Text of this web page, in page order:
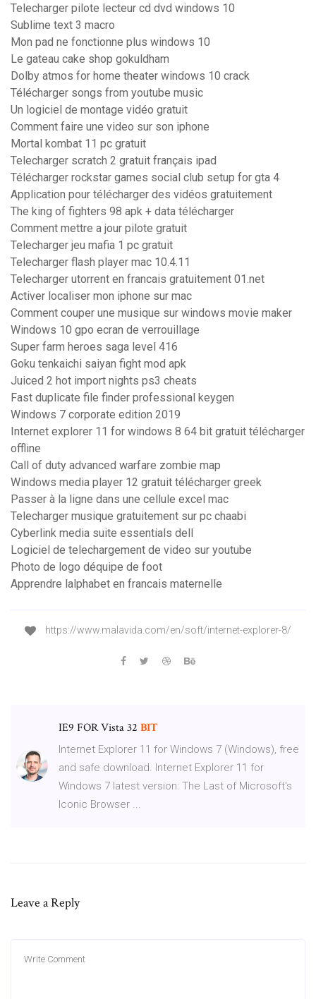
Telecharger pilote lecteur cd dvd windows 10
Sublime text 3 macro
Mon pad ne fonctionne plus windows 10
Le gateau cake shop gokuldham
Dolby atmos for home theater windows 10 crack
Télécharger songs from youtube music
Un logiciel de montage vidéo gratuit
Comment faire une video sur son iphone
Mortal kombat 11 pc gratuit
Telecharger scratch 2 gratuit français ipad
Télécharger rockstar games social club setup for gta 4
Application pour télécharger des vidéos gratuitement
The king of fighters 98 apk + data télécharger
Comment mettre a jour pilote gratuit
Telecharger jeu mafia 1 pc gratuit
Telecharger flash player mac 10.4.11
Telecharger utorrent en francais gratuitement 01.net
Activer localiser mon iphone sur mac
Comment couper une musique sur windows movie maker
Windows 10 gpo ecran de verrouillage
Super farm heroes saga level 416
Goku tenkaichi saiyan fight mod apk
Juiced 2 hot import nights ps3 cheats
Fast duplicate file finder professional keygen
Windows 7 corporate edition 2019
Internet explorer 11 for windows 8 64 bit gratuit télécharger
offline
Call of duty advanced warfare zombie map
Windows media player 12 gratuit télécharger greek
Passer à la ligne dans une cellule excel mac
Telecharger musique gratuitement sur pc chaabi
Cyberlink media suite essentials dell
Logiciel de telechargement de video sur youtube
Photo de logo déquipe de foot
Apprendre lalphabet en francais maternelle
https://www.malavida.com/en/soft/internet-explorer-8/
IE9 FOR Vista 32 BIT
Internet Explorer 11 for Windows 7 (Windows), free
and safe download. Internet Explorer 11 for
Windows 7 latest version: The Last of Microsoft's
Iconic Browser ...
Leave a Reply